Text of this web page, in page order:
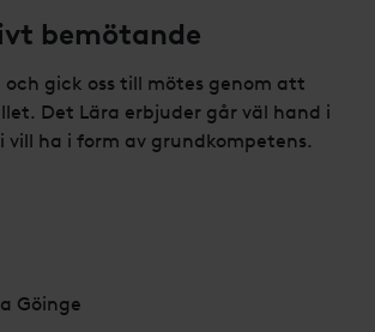
bemötande
och gick oss till mötes genom att
Det Lära erbjuder går väl hand i
vill ha i form av grundkompetens.